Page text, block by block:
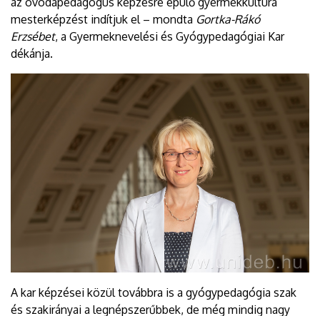
mesterképzést indítjuk el – mondta Gortka-Rákó
Erzsébet, a Gyermeknevelési és Gyógypedagógiai Kar
dékánja.
A kar képzései közül továbbra is a gyógypedagógia szak
és szakirányai a legnépszerűbbek, de még mindig nagy